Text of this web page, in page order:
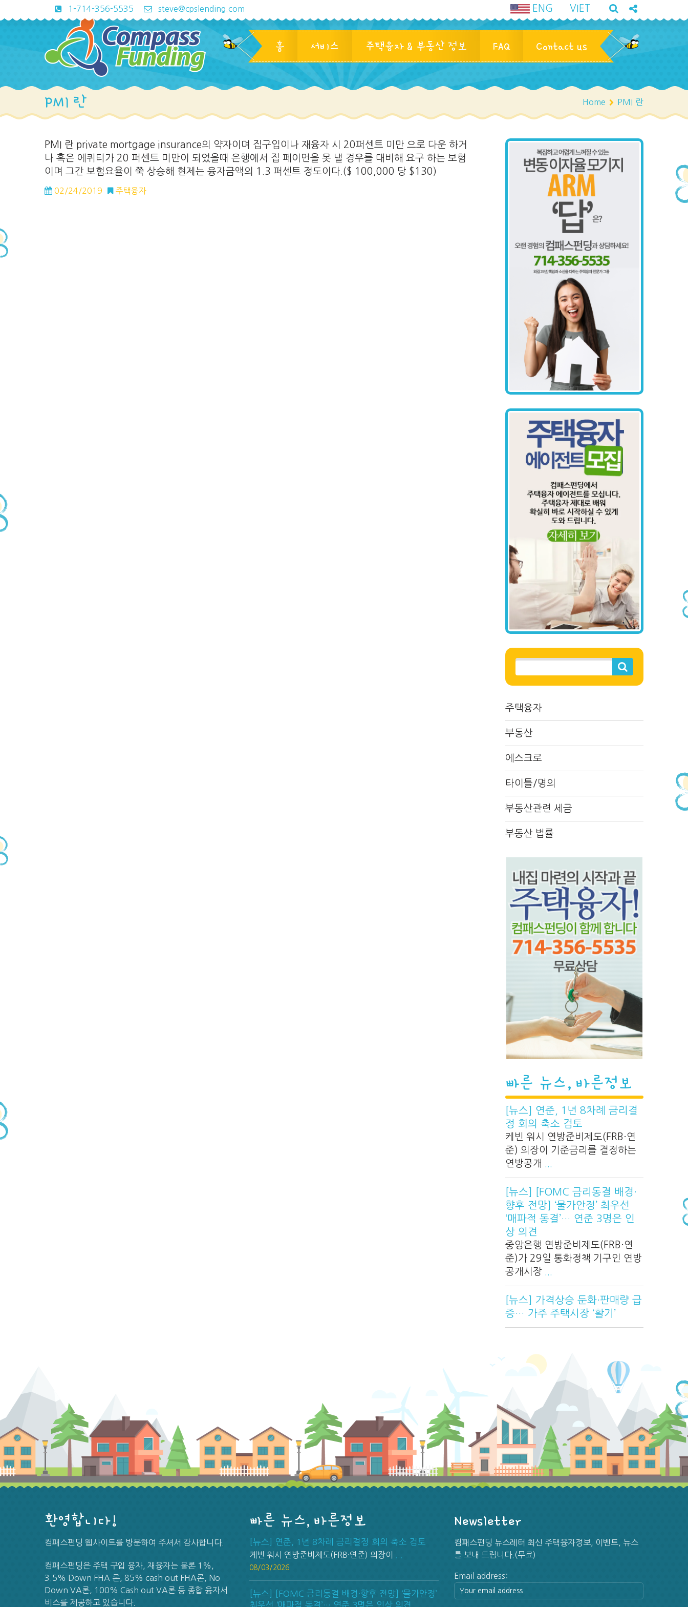
1-714-356-5535 steve@cpslending.com ENG VIET
홈 서비스 주택융자 & 부동산 정보 FAQ Contact us
PMI 란 Home PMI 란
주택융자
부동산
에스크로
타이틀/명의
부동산관련 세금
부동산 법률
빠른 뉴스, 바른정보
[뉴스] 연준, 1년 8차례 금리결
정 회의 축소 검토
케빈 워시 연방준비제도(FRB·연
준) 의장이 기준금리를 결정하는
연방공개
[뉴스] [FOMC 금리동결 배경·
향후 전망] ‘물가안정’ 최우선
‘매파적 동결’… 연준 3명은 인
상 의견
중앙은행 연방준비제도(FRB·연
준)가 29일 통화정책 기구인 연방
공개시장
[뉴스] 가격상승 둔화·판매량 급
증… 가주 주택시장 ‘활기’
PMI 란 private mortgage insurance의 약자이며 집구입이나 재융자 시 20퍼센트 미만 으로 다운 하거
나 혹은 에퀴티가 20 퍼센트 미만이 되었을때 은행에서 집 페이먼을 못 낼 경우를 대비해 요구 하는 보험
이며 그간 보험요율이 쭉 상승해 현제는 융자금액의 1.3 퍼센트 정도이다.($ 100,000 당 $130)
02/24/2019 주택융자
환영합니다!
컴패스펀딩 웹사이트를 방문하여 주셔서 감사합니다.
컴패스펀딩은 주택 구입 융자, 재융자는 물론 1%,
3.5% Down FHA 론, 85% cash out FHA론, No
Down VA론, 100% Cash out VA론 등 종합 융자서
비스를 제공하고 있습니다.
빠른 뉴스, 바른정보
[뉴스] 연준, 1년 8차례 금리결정 회의 축소 검토
케빈 워시 연방준비제도(FRB·연준) 의장이
08/03/2026
[뉴스] [FOMC 금리동결 배경·향후 전망] ‘물가안정’
최우선 ‘매파적 동결’… 연준 3명은 인상 의견
[뉴스] 물가지표 둔화… 연준 금리인상 확률 급감
지난 6월 소비자물가지수(CPI)에 이어 생산
[뉴스] 이달 연준 금리인상 확률 50%로 껑충 뛰어
Newsletter
컴패스펀딩 뉴스레터 최신 주택융자정보, 이벤트, 뉴스
를 보내 드립니다.(무료)
Email address: